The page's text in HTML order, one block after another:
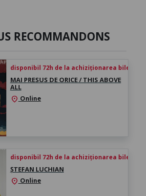
RECOMMANDONS
disponibil 72h de la achiziționarea biletului
MAI PRESUS DE ORICE / THIS ABOVE
ALL
location_on Online
disponibil 72h de la achiziționarea biletului
ȘTEFAN LUCHIAN
location_on Online